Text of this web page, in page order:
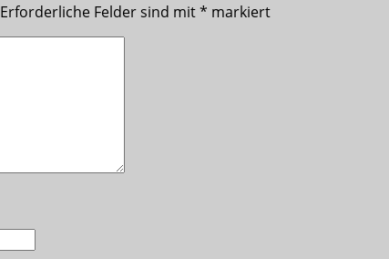
Erforderliche Felder sind mit* markiert